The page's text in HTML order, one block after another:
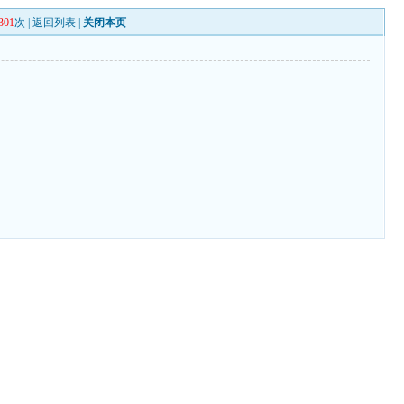
次 |返回列表 关闭本页